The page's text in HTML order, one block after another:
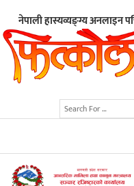
नेपाली हास्यव्यङ्ग्य अनलाइन